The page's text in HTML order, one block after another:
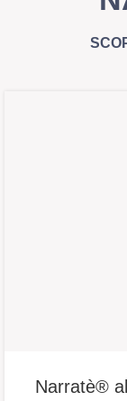
Narratè®